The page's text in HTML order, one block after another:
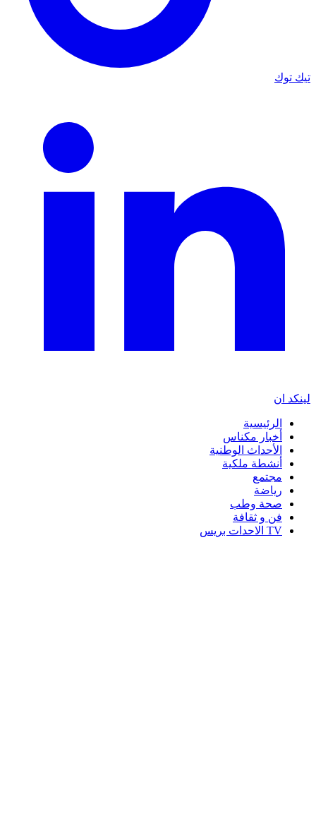
تيك توك
لينكد ان
الرئيسية
أخبار مكناس
الأحداث الوطنية
أنشطة ملكية
مجتمع
رياضة
صحة وطب
فن و ثقافة
TV الاحدات بريس